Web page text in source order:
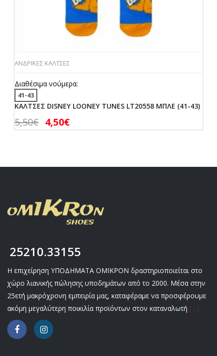
ΑΝΔΡΙΚΕΣ ΚΑΛΤΣΕΣ
Διαθέσιμα νούμερα:
41-43
ΚΑΛΤΣΕΣ DISNEY LOONEY TUNES LT20558 ΜΠΛΕ (41-43)
5,50€ 4,50€
25210.33155
Η επιχείρηση ΥΠΟΔΗΜΑΤΑ ΟΜΙΚΡΟΝ δραστηριοποιείται στο
χώρο λιανικής πώλησης υποδημάτων από το 2000. Μέσα στην
25ετή μακρόχρονη εμπειρία μας, καταφέραμε να προσφέρουμε
ακόμη μεγαλύτερη ποικιλία προϊόντων στον καταναλωτή […]